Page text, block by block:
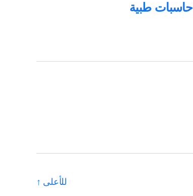
حاسبات طبية
للأعلى ↑